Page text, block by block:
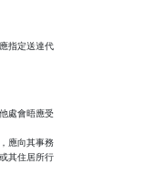
指定送達代
處會晤應受
應向其事務
其住居所行